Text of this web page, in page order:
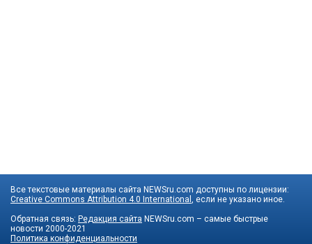
Все текстовые материалы сайта NEWSru.com доступны по лицензии:
Creative Commons Attribution 4.0 International , если не указано иное.
Обратная связь: Редакция сайта NEWSru.com – самые быстрые
новости 2000-2021
Политика конфиденциальности